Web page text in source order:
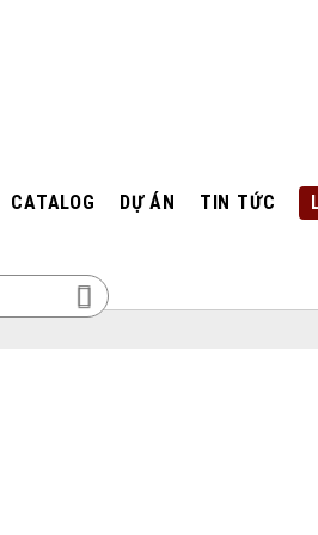
CATALOG DỰ ÁN TIN TỨC
MENU